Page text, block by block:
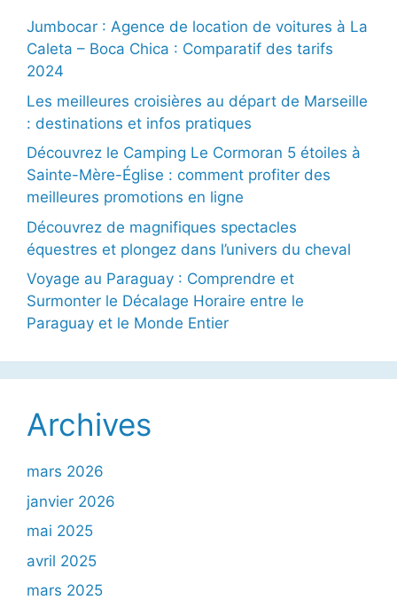
Jumbocar : Agence de location de voitures à La
Caleta – Boca Chica : Comparatif des tarifs
2024
Les meilleures croisières au départ de Marseille
: destinations et infos pratiques
Découvrez le Camping Le Cormoran 5 étoiles à
Sainte-Mère-Église : comment profiter des
meilleures promotions en ligne
Découvrez de magnifiques spectacles
équestres et plongez dans l’univers du cheval
Voyage au Paraguay : Comprendre et
Surmonter le Décalage Horaire entre le
Paraguay et le Monde Entier
Archives
mars 2026
janvier 2026
mai 2025
avril 2025
mars 2025